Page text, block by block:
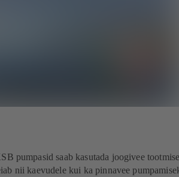
pumpasid saab kasutada joogivee
nii kaevudele kui ka pinnavee